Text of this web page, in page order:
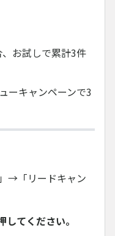
お試しで累計3件
ーキャンペーンで3
→「リードキャン
てください。